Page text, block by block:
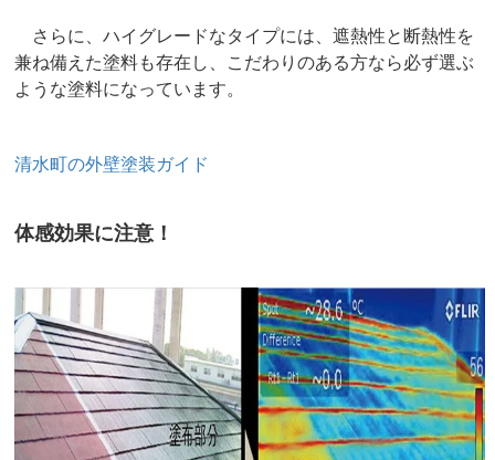
さらに、ハイグレードなタイプには、遮熱性と断熱性を
兼ね備えた塗料も存在し、こだわりのある方なら必ず選ぶ
ような塗料になっています。
清水町の外壁塗装ガイド
体感効果に注意！